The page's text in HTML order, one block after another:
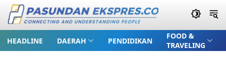
HEADLINE DAERAH PENDIDIKAN
FOOD &
TRAVELING